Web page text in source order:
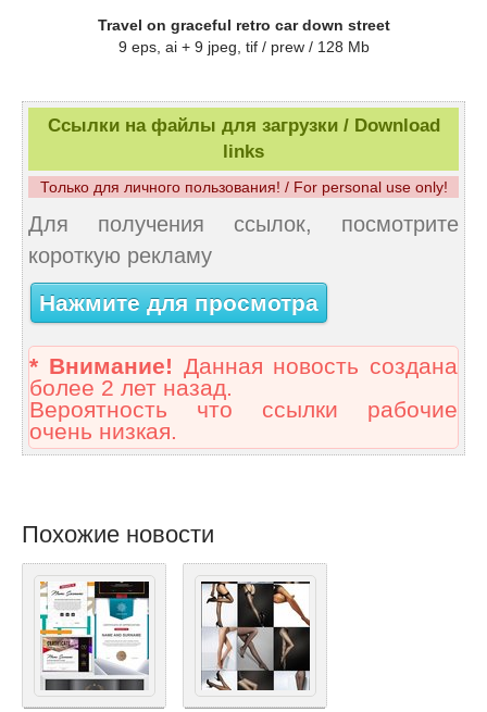
Travel on graceful retro car down street
9 eps, ai + 9 jpeg, tif / prew / 128 Mb
Ссылки на файлы для загрузки / Download
links
Только для личного пользования! / For personal use only!
Для получения ссылок, посмотрите
короткую рекламу
Нажмите для просмотра
* Внимание! Данная новость создана
более 2 лет назад.
Вероятность что ссылки рабочие
очень низкая.
Похожие новости